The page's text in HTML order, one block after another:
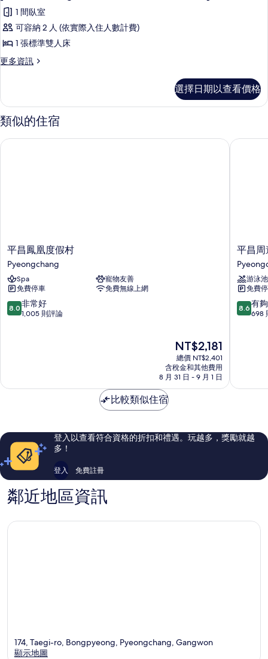
的
所
有
相
Gondola
for
2]
Twin
的
詳
示
[Autumn
Package
-
Breakfast
for
2]
Suite
的
1 間臥室
可容納 2 人 (依實際入住人數計費)
1 張標準雙人床
更多資訊
更
-
Breakfast
&
for
選擇日期以查看價格
類似的住宿
平
昌
鳳
凰
度
假
村
平昌鳳凰度假村
Pyeongchang
Spa
寵物友善
免費停車
免費無線上網
8.0
分，
好，
論
8.0 非常好
1,005 則評論
現
在
價
格
為
NT$2,181
總價 NT$2,401
含稅金和其他費用
8 月 31 日 - 9 月 1 日
平昌鳳凰度假村
平
昌
周
邊
飯
店
平昌周
游泳池
免費
8.6
分，
讚，
論
8.6 有
698
平昌周
比較類似住宿
登入以查看符合資格的折扣和禮遇。玩越多，獎勵就越
多！
登入 免費註冊
鄰近地區資訊
174, Taegi-ro, Bongpyeong, Pyeongchang, Gangwon
顯示地圖